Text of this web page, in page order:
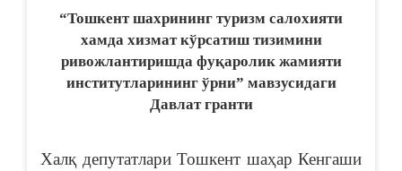
“Тошкент шахрининг туризм салохияти
хамда хизмат кўрсатиш тизимини
ривожлантиришда фуқаролик жамияти
институтларининг ўрни” мавзусидаги
Давлат гранти
Халқ депутатлари Тошкент шаҳар Кенгаши